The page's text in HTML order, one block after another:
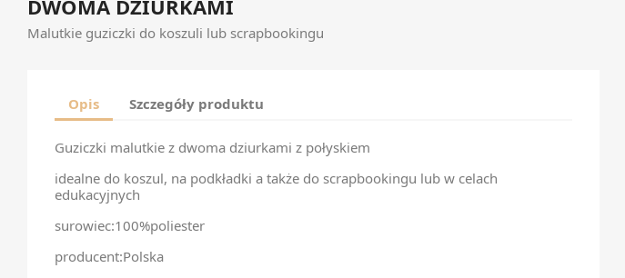
DWOMA DZIURKAMI
Malutkie guziczki do koszuli lub scrapbookingu
Opis Szczegóły produktu
Guziczki malutkie z dwoma dziurkami z połyskiem
idealne do koszul, na podkładki a także do scrapbookingu lub w celach
edukacyjnych
surowiec:100%poliester
producent:Polska